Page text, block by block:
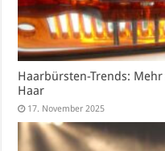
Haarbürsten-Trends:
Haar
17. November 2025